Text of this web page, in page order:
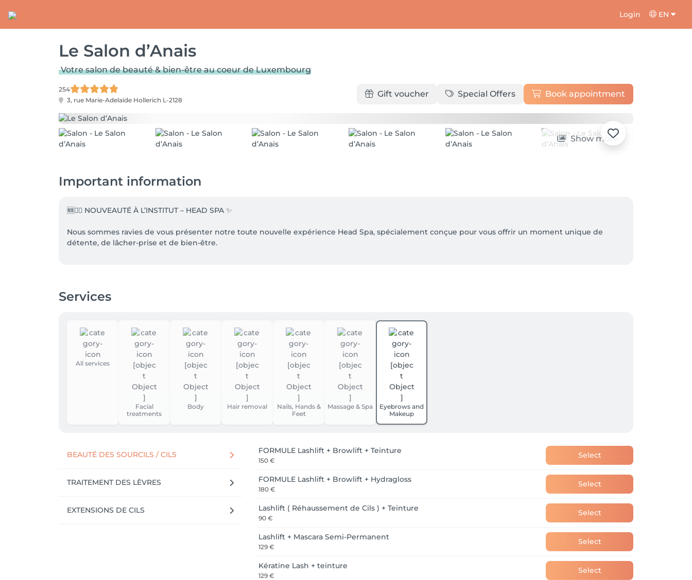
Login EN
Le Salon d’Anais
Votre salon de beauté & bien-être au coeur de Luxembourg
254
3, rue Marie-Adelaïde Hollerich L-2128
Gift voucher Special Offers Book appointment
Show more
Important information
🆕💆‍♀️ NOUVEAUTÉ À L’INSTITUT – HEAD SPA ✨
Nous sommes ravies de vous présenter notre toute nouvelle expérience Head Spa, spécialement conçue pour vous offrir un moment unique de
détente, de lâcher-prise et de bien-être.
🌿 Formule Découverte
✨ Formule Prestige
Une expérience complète associant relaxation capillaire et soin du visage pour une détente globale.
💎 Formule Premium
Notre rituel le plus complet avec soin intensif, vapeur, gommage et massage ciblé pour une relaxation profonde.
Chaque formule inclut le séchage des cheveux.
📍 Les places sont limitées, pensez à réserver dès maintenant.
Services
All services
Facial
treatments
Body Hair removal
Nails, Hands &
Feet
Massage & Spa
Eyebrows and
Makeup
BEAUTÉ DES SOURCILS / CILS
TRAITEMENT DES LÈVRES
EXTENSIONS DE CILS
FORMULE Lashlift + Browlift + Teinture
150 €
Select
FORMULE Lashlift + Browlift + Hydragloss
180 €
Select
Lashlift ( Réhaussement de Cils ) + Teinture
90 €
Select
Lashlift + Mascara Semi-Permanent
129 €
Select
Kératine Lash + teinture
129 €
Select